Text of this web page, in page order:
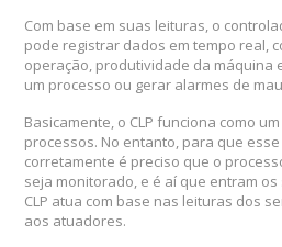
Com base em suas leituras, o
pode registrar dados em tempo real,
operação, produtividade da máquina
um processo ou gerar alarmes de
Basicamente, o CLP funciona como
processos. No entanto, para que
corretamente é preciso que o
seja monitorado, e é aí que entram
CLP atua com base nas leituras dos
aos atuadores.